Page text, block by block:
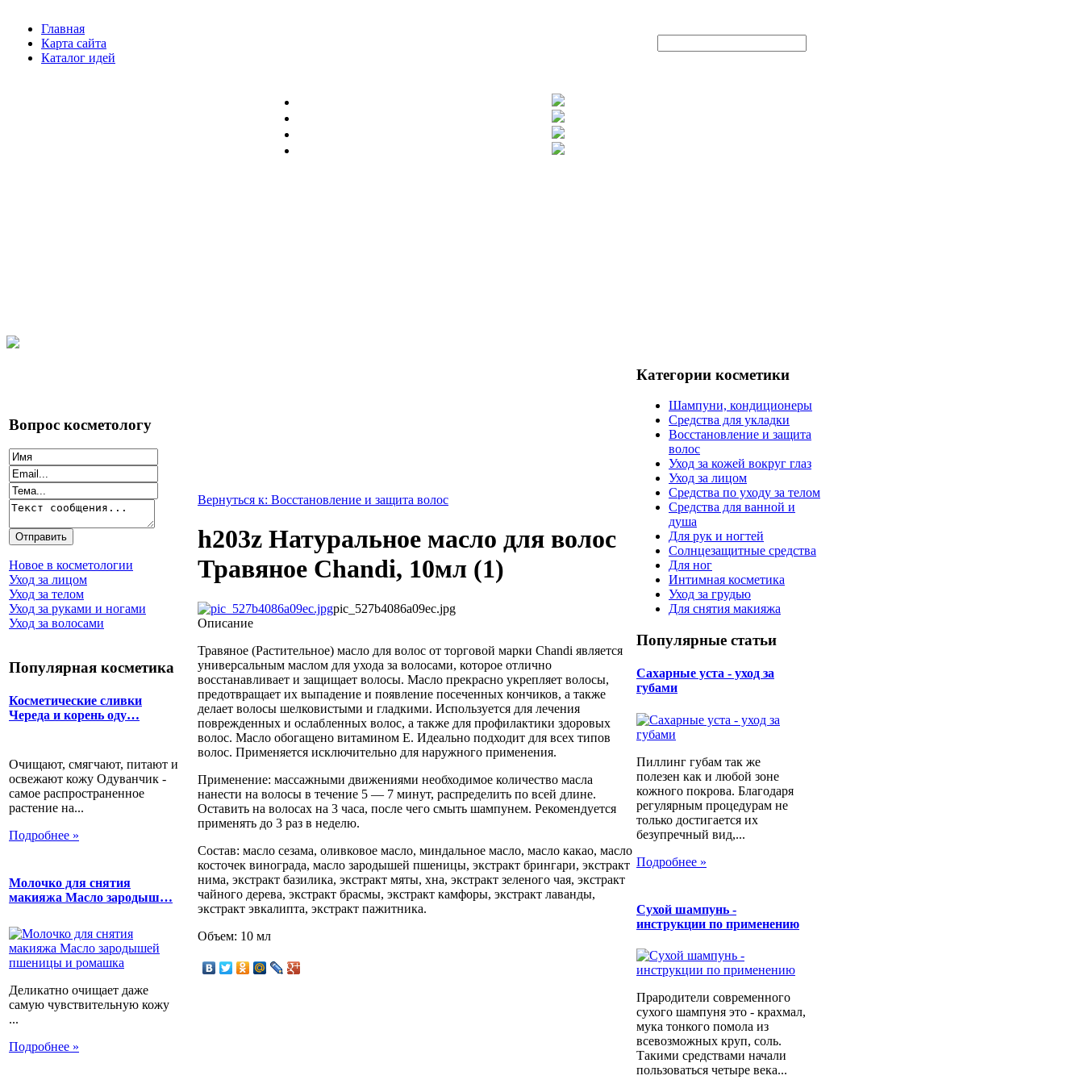
Главная
Карта сайта
Каталог идей
Вопрос косметологу
Новое в косметологии
Уход за лицом
Уход за телом
Уход за руками и ногами
Уход за волосами
Популярная косметика
Косметические сливки
Череда и корень оду…
Очищают, смягчают, питают и
освежают кожу Одуванчик -
самое распространенное
растение на...
Подробнее »
Молочко для снятия
макияжа Масло зародыш…
Деликатно очищает даже
самую чувствительную кожу
...
Подробнее »
Вернуться к: Восстановление и защита волос
h203z Натуральное масло для волос
Травяное Chandi, 10мл (1)
pic_527b4086a09ec.jpg
Описание
Травяное (Растительное) масло для волос от торговой марки Chandi является
универсальным маслом для ухода за волосами, которое отлично
восстанавливает и защищает волосы. Масло прекрасно укрепляет волосы,
предотвращает их выпадение и появление посеченных кончиков, а также
делает волосы шелковистыми и гладкими. Используется для лечения
поврежденных и ослабленных волос, а также для профилактики здоровых
волос. Масло обогащено витамином Е. Идеально подходит для всех типов
волос. Применяется исключительно для наружного применения.
Применение: массажными движениями необходимое количество масла
нанести на волосы в течение 5 — 7 минут, распределить по всей длине.
Оставить на волосах на 3 часа, после чего смыть шампунем. Рекомендуется
применять до 3 раз в неделю.
Состав: масло сезама, оливковое масло, миндальное масло, масло какао, масло
косточек винограда, масло зародышей пшеницы, экстракт брингари, экстракт
нима, экстракт базилика, экстракт мяты, хна, экстракт зеленого чая, экстракт
чайного дерева, экстракт брасмы, экстракт камфоры, экстракт лаванды,
экстракт эвкалипта, экстракт пажитника.
Объем: 10 мл
Категории косметики
Шампуни, кондиционеры
Средства для укладки
Восстановление и защита
волос
Уход за кожей вокруг глаз
Уход за лицом
Средства по уходу за телом
Средства для ванной и
душа
Для рук и ногтей
Солнцезащитные средства
Для ног
Интимная косметика
Уход за грудью
Для снятия макияжа
Популярные статьи
Сахарные уста - уход за
губами
Пиллинг губам так же
полезен как и любой зоне
кожного покрова. Благодаря
регулярным процедурам не
только достигается их
безупречный вид,...
Подробнее »
Сухой шампунь -
инструкции по применению
Прародители современного
сухого шампуня это - крахмал,
мука тонкого помола из
всевозможных круп, соль.
Такими средствами начали
пользоваться четыре века...